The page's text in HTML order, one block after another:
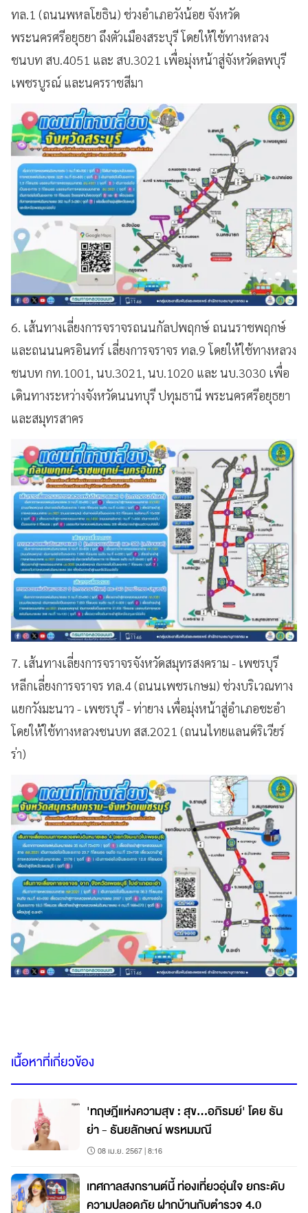
ทล.1 (ถนนพหลโยธิน) ช่วงอำเภอวังน้อย จังหวัด
พระนครศรีอยุธยา ถึงตัวเมืองสระบุรี โดยให้ใช้ทางหลวง
ชนบท สบ.4051 และ สบ.3021 เพื่อมุ่งหน้าสู่จังหวัดลพบุรี
เพชรบูรณ์ และนครราชสีมา
6. เส้นทางเลี่ยงการจราจรถนนกัลปพฤกษ์ ถนนราชพฤกษ์
และถนนนครอินทร์ เลี่ยงการจราจร ทล.9 โดยให้ใช้ทางหลวง
ชนบท กท.1001, นบ.3021, นบ.1020 และ นบ.3030 เพื่อ
เดินทางระหว่างจังหวัดนนทบุรี ปทุมธานี พระนครศรีอยุธยา
และสมุทรสาคร
7. เส้นทางเลี่ยงการจราจรจังหวัดสมุทรสงคราม - เพชรบุรี
หลีกเลี่ยงการจราจร ทล.4 (ถนนเพชรเกษม) ช่วงบริเวณทาง
แยกวังมะนาว - เพชรบุรี - ท่ายาง เพื่อมุ่งหน้าสู่อำเภอชะอำ
โดยให้ใช้ทางหลวงชนบท สส.2021 (ถนนไทยแลนด์ริเวียร์
ร่า)
เนื้อหาที่เกี่ยวข้อง
'ทฤษฎีแห่งความสุข : สุข…อภิรมย์' โดย ธัน
ย่า - ธันยลักษณ์ พรหมมณี
08 เม.ย. 2567 | 8:16
เทศกาลสงกรานต์นี้ ท่องเที่ยวอุ่นใจ ยกระดับ
ความปลอดภัย ฝากบ้านกับตำรวจ 4.0